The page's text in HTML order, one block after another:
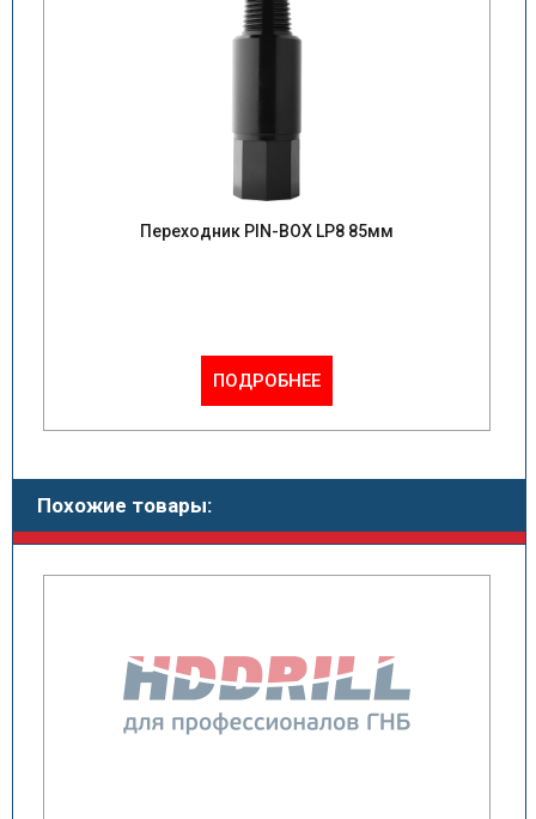
Переходник PIN-BOX LP8 85мм
ПОДРОБНЕЕ
Похожие товары: